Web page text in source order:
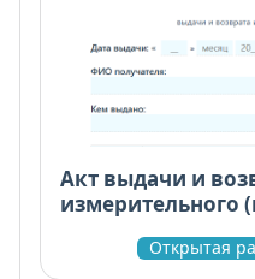
Акт выдачи и
измерительного
Открытая